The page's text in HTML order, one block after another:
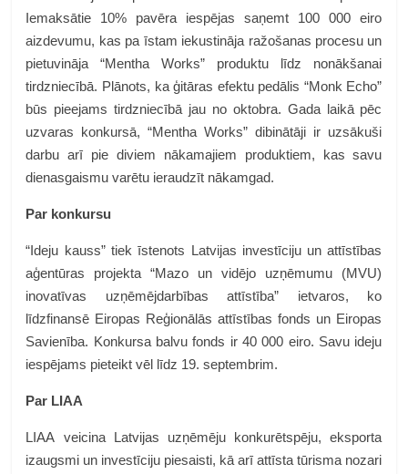
Iemaksātie 10% pavēra iespējas saņemt 100 000 eiro
aizdevumu, kas pa īstam iekustināja ražošanas procesu un
pietuvināja “Mentha Works” produktu līdz nonākšanai
tirdzniecībā. Plānots, ka ģitāras efektu pedālis “Monk Echo”
būs pieejams tirdzniecībā jau no oktobra. Gada laikā pēc
uzvaras konkursā, “Mentha Works” dibinātāji ir uzsākuši
darbu arī pie diviem nākamajiem produktiem, kas savu
dienasgaismu varētu ieraudzīt nākamgad.
Par konkursu
“Ideju kauss” tiek īstenots Latvijas investīciju un attīstības
aģentūras projekta “Mazo un vidējo uzņēmumu (MVU)
inovatīvas uzņēmējdarbības attīstība” ietvaros, ko
līdzfinansē Eiropas Reģionālās attīstības fonds un Eiropas
Savienība. Konkursa balvu fonds ir 40 000 eiro. Savu ideju
iespējams pieteikt vēl līdz 19. septembrim.
Par LIAA
LIAA veicina Latvijas uzņēmēju konkurētspēju, eksporta
izaugsmi un investīciju piesaisti, kā arī attīsta tūrisma nozari